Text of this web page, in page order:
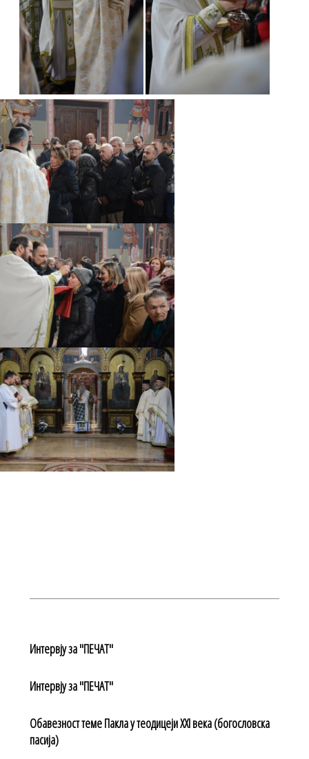
Интервју за "ПЕЧАТ"
Интервју за "ПЕЧАТ"
Обавезност теме Пакла у теодицеји XXI века (богословска
пасија)